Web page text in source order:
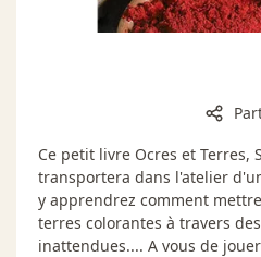
Ce petit livre Ocres et Terres,
transportera dans l'atelier
y apprendrez comment
terres colorantes à travers
inattendues.... A vous de